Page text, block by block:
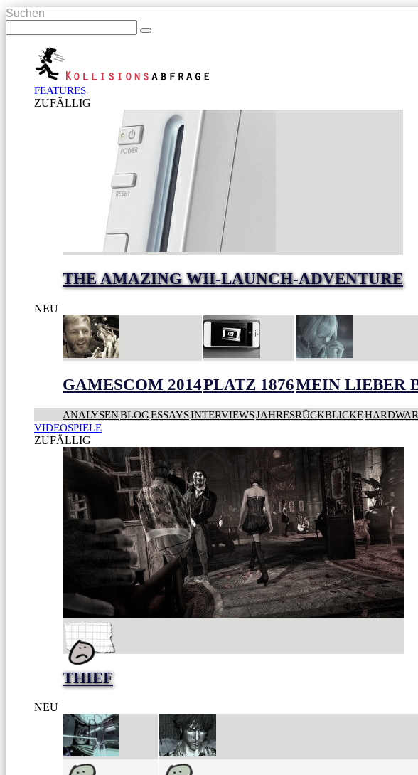
Suchen
FEATURES
ZUFÄLLIG
THE AMAZING WII-LAUNCH-ADVENTURE
NEU
GAMESCOM 2014PLATZ 1876MEIN LIEBER
ANALYSENBLOGESSAYSINTERVIEWSJAHRESRÜCKBLICKE
VIDEOSPIELE
ZUFÄLLIG
THIEF
NEU